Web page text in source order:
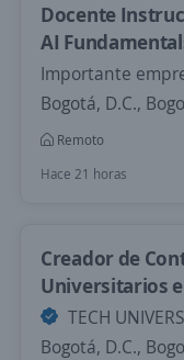
Docente
AI
Importante
Bogotá, D.C.,
Remoto
Hace 21 horas
Creador de
Universitarios
TECH
Bogotá, D.C.,